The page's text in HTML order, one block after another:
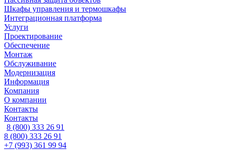
Шкафы управления и термошкафы
Интеграционная платформа
Услуги
Проектирование
Обеспечение
Монтаж
Обслуживание
Модернизация
Информация
Компания
О компании
Контакты
Контакты
8 (800) 333 26 91
8 (800) 333 26 91
+7 (993) 361 99 94